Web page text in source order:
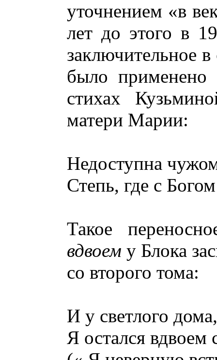
уточнением «в
лет до этого в
заключительное
было
стихах
матери Марии:
Недоступна
Степь, где с
Такое
вдвоем у Блока
со второго тома:
И у светлого
Я остался